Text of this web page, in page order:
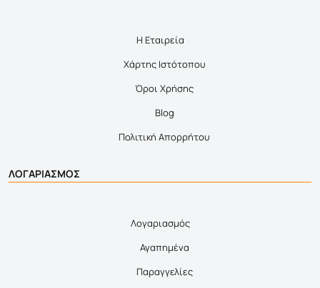
Η Εταιρεία
Χάρτης Ιστότοπου
Όροι Χρήσης
Blog
Πολιτική Απορρήτου
ΛΟΓΑΡΙΑΣΜΟΣ
Λογαριασμός
Αγαπημένα
Παραγγελίες